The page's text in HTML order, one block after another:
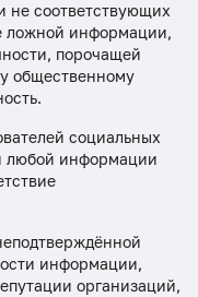
не соответствующих
ложной информации,
порочащей
общественному
социальных
любой информации
информации,
организаций,